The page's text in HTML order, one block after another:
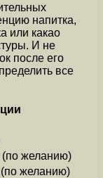
напитка,
или какао
И не
после его
все
(по желанию)
(по желанию)